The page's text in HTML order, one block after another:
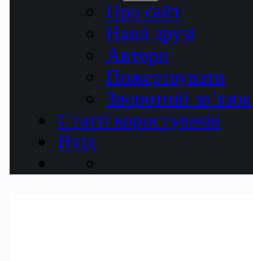
Про сайт
Наші друзі
Автори
Пожертвувати
Зворотній зв’язок
Статті користувачів
Вхід